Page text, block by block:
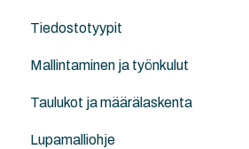
Mallin siirto versioiden välillä
Muut yhteistyöratkaisut
Revit-yhteistyö
Täydentävät objektikirjastot
Archicadin oletuskirjastot
IFC:stä yleisesti
Archicad
Solibri
IFC-katseluohjelmat/-työkalut
Tiedostotyypit
DXF/DWG-tiedostot (.dxf, .dwg)
Pistepilvet (.e57, xyz, txt...)
Mallintaminen ja työnkulut
Archicad
NordicTools
Taulukot ja määrälaskenta
Archicad
Lupamalliohje